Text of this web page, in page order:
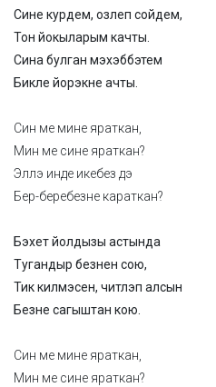
Сине курдем, озлеп сойдем,
Тон йокыларым качты.
Сина булган мэхэббэтем
Бикле йорэкне ачты.
Син ме мине яраткан,
Мин ме сине яраткан?
Эллэ инде икебез дэ
Бер-беребезне караткан?
Бэхет йолдызы астында
Тугандыр безнен сою,
Тик килмэсен, читлэп алсын
Безне сагыштан кою.
Син ме мине яраткан,
Мин ме сине яраткан?